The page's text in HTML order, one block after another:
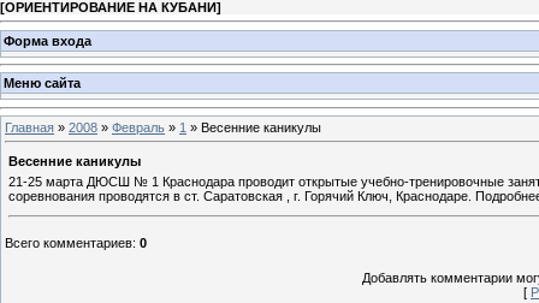
[ОРИЕНТИРОВАНИЕ НА КУБАНИ]
Форма входа
Меню сайта
Главная » 2008 » Февраль » 1 » Весенние каникулы
Весенние каникулы
21-25 марта ДЮСШ № 1 Краснодара проводит открытые учебно-тренировочные
соревнования проводятся в ст. Саратовская , г. Горячий Ключ, Краснодаре.
Всего комментариев: 0
Добавлять комментарии
[